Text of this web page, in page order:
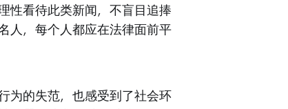
性看待此类新闻，不盲目追捧
人，每个人都应在法律面前平
为的失范，也感受到了社会环